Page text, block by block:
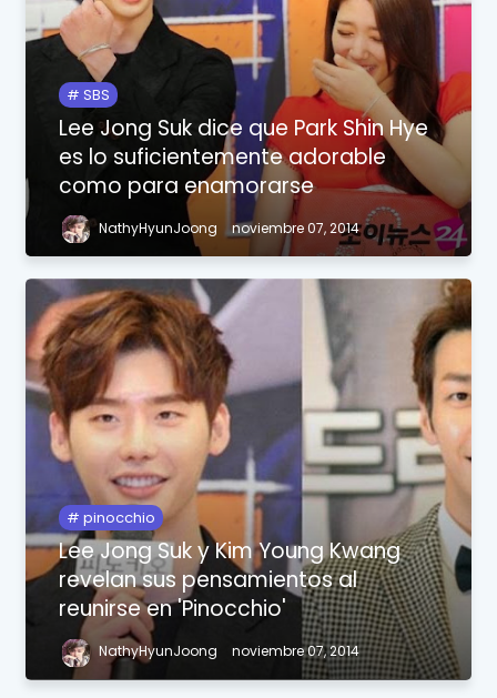
SBS
Lee Jong Suk dice que Park Shin Hye
es lo suficientemente adorable
como para enamorarse
NathyHyunJoong noviembre 07, 2014
pinocchio
Lee Jong Suk y Kim Young Kwang
revelan sus pensamientos al
reunirse en 'Pinocchio'
NathyHyunJoong noviembre 07, 2014